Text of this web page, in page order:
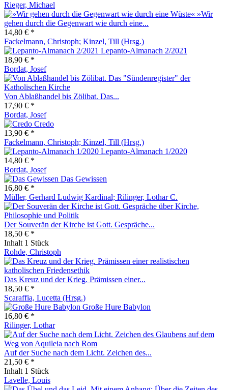
Rieger, Michael
»Wir
gehen durch die Gegenwart wie durch eine...
14,80 € *
Fackelmann, Christoph; Kinzel, Till (Hrsg.)
Lepanto-Almanach 2/2021
18,90 € *
Bordat, Josef
Von Ablaßhandel bis Zölibat. Das...
17,90 € *
Bordat, Josef
Credo
13,90 € *
Fackelmann, Christoph; Kinzel, Till (Hrsg.)
Lepanto-Almanach 1/2020
14,80 € *
Bordat, Josef
Das Gewissen
16,80 € *
Müller, Gerhard Ludwig Kardinal; Rilinger, Lothar C.
Der Souverän der Kirche ist Gott. Gespräche...
18,50 € *
Inhalt 1 Stück
Rohde, Christoph
Das Kreuz und der Krieg. Prämissen einer...
18,50 € *
Scaraffia, Lucetta (Hrsg.)
Große Hure Babylon
16,80 € *
Rilinger, Lothar
Auf der Suche nach dem Licht. Zeichen des...
21,50 € *
Inhalt 1 Stück
Lavelle, Louis